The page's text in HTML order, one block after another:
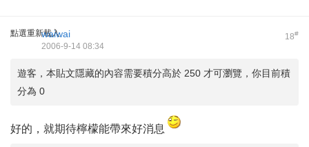
點選重新載入 18#
waiwai
2006-9-14 08:34
遊客，本貼文隱藏的內容需要積分高於 250 才可瀏覽，你目前積
分為 0
好的，就期待檸檬能帶來好消息